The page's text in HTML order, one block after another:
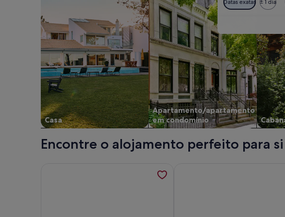
Datas exatas ± 1 dia
Casa
Apartamento/apartamento
em condomínio
Encontre o alojamento perfeito para